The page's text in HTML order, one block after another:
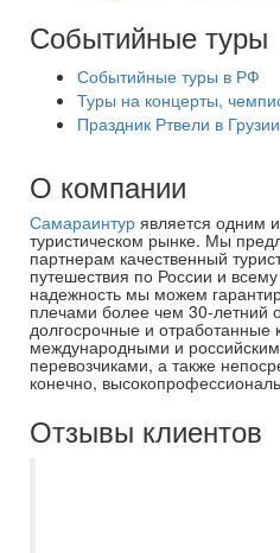
Событийные туры
Событийные туры в РФ
Туры на концерты,
Праздник Ртвели в Грузии
О компании
Самараинтур является одним
туристическом рынке. Мы
партнерам качественный
путешествия по России и
надежность мы можем
плечами более чем 30-летний
долгосрочные и отработанные
международными и
перевозчиками, а также
конечно,
Отзывы клиентов